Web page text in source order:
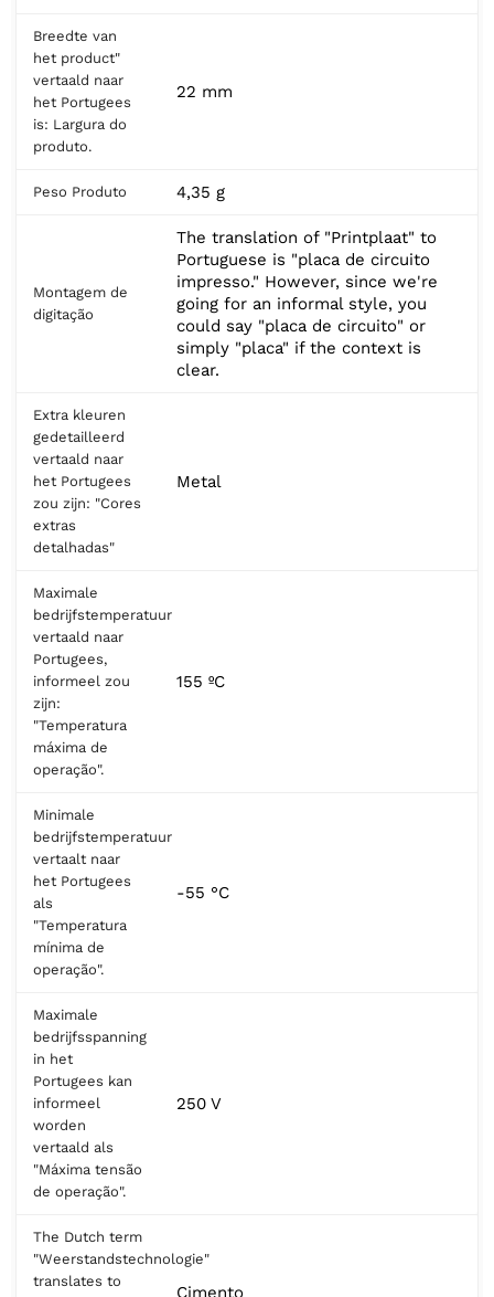
Breedte van
het product"
vertaald naar
het Portugees
is: Largura do
produto.
22 mm
Peso Produto 4,35 g
Montagem de
digitação
The translation of "Printplaat" to
Portuguese is "placa de circuito
impresso." However, since we're
going for an informal style, you
could say "placa de circuito" or
simply "placa" if the context is
clear.
Extra kleuren
gedetailleerd
vertaald naar
het Portugees
zou zijn: "Cores
extras
detalhadas"
Metal
Maximale
bedrijfstemperatuur
vertaald naar
Portugees,
informeel zou
zijn:
"Temperatura
máxima de
operação".
155 ºC
Minimale
bedrijfstemperatuur
vertaalt naar
het Portugees
als
"Temperatura
mínima de
operação".
-55 °C
Maximale
bedrijfsspanning
in het
Portugees kan
informeel
worden
vertaald als
"Máxima tensão
de operação".
250 V
The Dutch term
"Weerstandstechnologie"
translates to
Cimento